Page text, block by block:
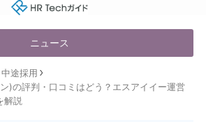
HR Techガイド
ニュース
中途採用
)の評判・口コミはどう？エスアイイー運営
解説